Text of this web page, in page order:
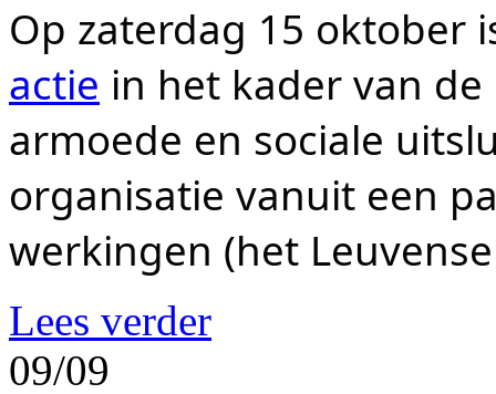
Op zaterdag 15 oktober
actie in het kader van
armoede en sociale
organisatie vanuit een
werkingen (het
Lees verder
09/09